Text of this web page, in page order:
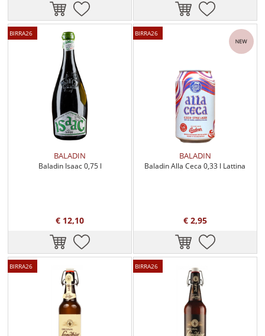
BIRRA26
BALADIN
Baladin Isaac 0,75 l
€ 12,10
BIRRA26
BALADIN
Baladin Alla Ceca 0,33 l Lattina
€ 2,95
BIRRA26 BIRRA26